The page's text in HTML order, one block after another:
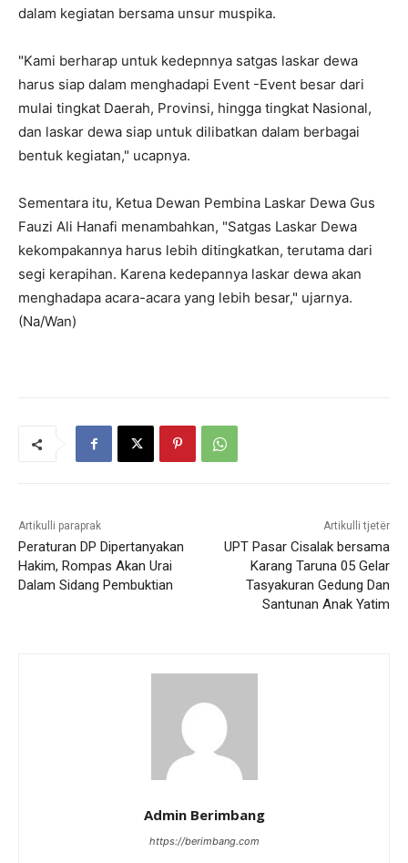
dalam kegiatan bersama unsur muspika.
"Kami berharap untuk kedepnnya satgas laskar dewa
harus siap dalam menghadapi Event -Event besar dari
mulai tingkat Daerah, Provinsi, hingga tingkat Nasional,
dan laskar dewa siap untuk dilibatkan dalam berbagai
bentuk kegiatan," ucapnya.
Sementara itu, Ketua Dewan Pembina Laskar Dewa Gus
Fauzi Ali Hanafi menambahkan, "Satgas Laskar Dewa
kekompakannya harus lebih ditingkatkan, terutama dari
segi kerapihan. Karena kedepannya laskar dewa akan
menghadapa acara-acara yang lebih besar," ujarnya.
(Na/Wan)
Artikulli paraprak
Peraturan DP Dipertanyakan
Hakim, Rompas Akan Urai
Dalam Sidang Pembuktian
Artikulli tjetër
UPT Pasar Cisalak bersama
Karang Taruna 05 Gelar
Tasyakuran Gedung Dan
Santunan Anak Yatim
Admin Berimbang
https://berimbang.com